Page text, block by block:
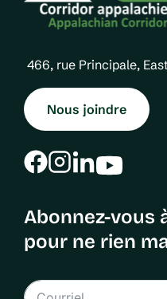
466, rue Principale,
Nous joindre
Abonnez-vous
pour ne rien